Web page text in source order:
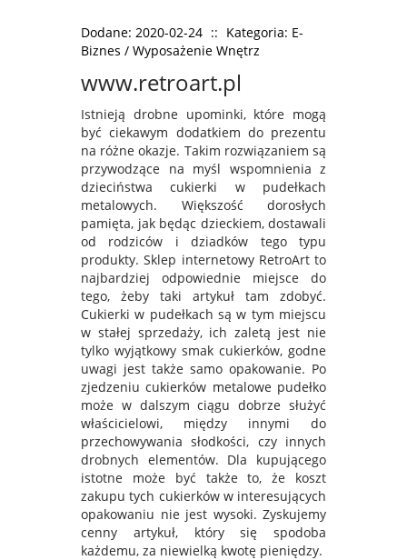
Dodane: 2020-02-24 :: Kategoria: E-
Biznes / Wyposażenie Wnętrz
www.retroart.pl
Istnieją drobne upominki, które mogą
być ciekawym dodatkiem do prezentu
na różne okazje. Takim rozwiązaniem są
przywodzące na myśl wspomnienia z
dzieciństwa cukierki w pudełkach
metalowych. Większość dorosłych
pamięta, jak będąc dzieckiem, dostawali
od rodziców i dziadków tego typu
produkty. Sklep internetowy RetroArt to
najbardziej odpowiednie miejsce do
tego, żeby taki artykuł tam zdobyć.
Cukierki w pudełkach są w tym miejscu
w stałej sprzedaży, ich zaletą jest nie
tylko wyjątkowy smak cukierków, godne
uwagi jest także samo opakowanie. Po
zjedzeniu cukierków metalowe pudełko
może w dalszym ciągu dobrze służyć
właścicielowi, między innymi do
przechowywania słodkości, czy innych
drobnych elementów. Dla kupującego
istotne może być także to, że koszt
zakupu tych cukierków w interesujących
opakowaniu nie jest wysoki. Zyskujemy
cenny artykuł, który się spodoba
każdemu, za niewielką kwotę pieniędzy.